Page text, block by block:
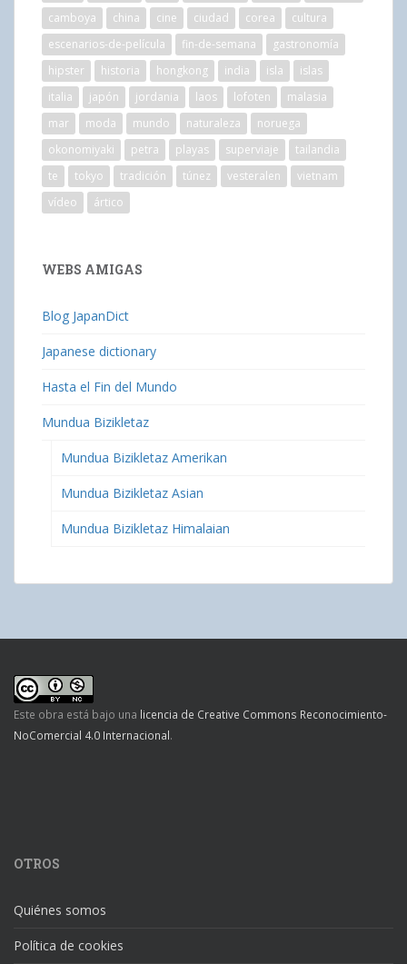
camboya
china cine ciudad corea
cultura
escenarios-de-película
fin-de-semana
gastronomía
hipster
historia hongkong india isla
islas
italia
japón jordania laos lofoten
malasia
mar
moda mundo naturaleza
noruega
okonomiyaki
petra playas superviaje
tailandia
te
tokyo tradición túnez vesteralen
vietnam
vídeo
ártico
WEBS AMIGAS
Blog JapanDict
Japanese dictionary
Hasta el Fin del Mundo
Mundua Bizikletaz
Mundua Bizikletaz Amerikan
Mundua Bizikletaz Asian
Mundua Bizikletaz Himalaian
Este obra está bajo una licencia de Creative Commons Reconocimiento-
NoComercial 4.0 Internacional.
OTROS
Quiénes somos
Política de cookies